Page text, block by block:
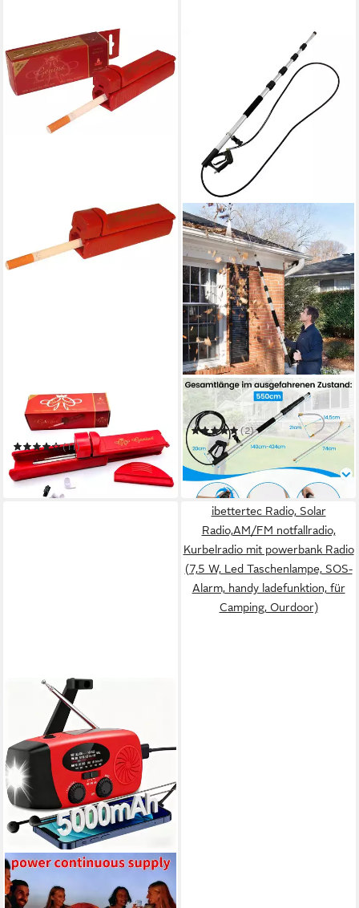
MEYTRADE
Minidrehmaschine Genius
Stopfer Made in Germany der
Klassiker Maschine
(11)
14,99 €
in 3-4 Werktagen bei dir
COSTWAY
Hochdruckreiniger-Düse
(2)
136,99 € UVP186,99 €
-27%
in 2-3 Werktagen bei dir
ibettertec Radio, Solar
Radio,AM/FM notfallradio,
Kurbelradio mit powerbank Radio
(7,5 W, Led Taschenlampe, SOS-
Alarm, handy ladefunktion, für
Camping, Ourdoor)